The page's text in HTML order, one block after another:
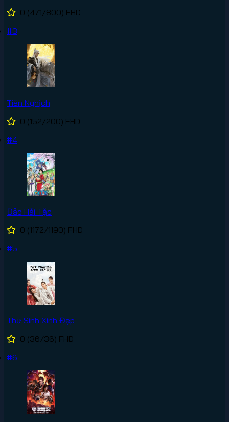
0 (471/800) FHD
#3
Tiên Nghịch
0 (152/200) FHD
#4
Đảo Hải Tặc
0 (1172/1190) FHD
#5
Thư Sinh Xinh Đẹp
0 (36/36) FHD
#6